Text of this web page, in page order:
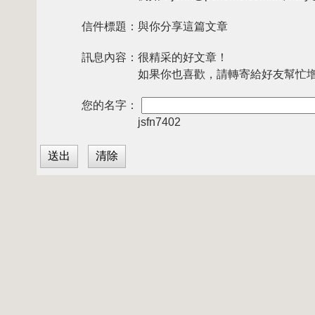
信件標題： 與你分享這篇文章
訊息內容： 很精采的好文章！
如果你也喜歡，請轉寄給好友幫忙
您的名字：
jsfn7402